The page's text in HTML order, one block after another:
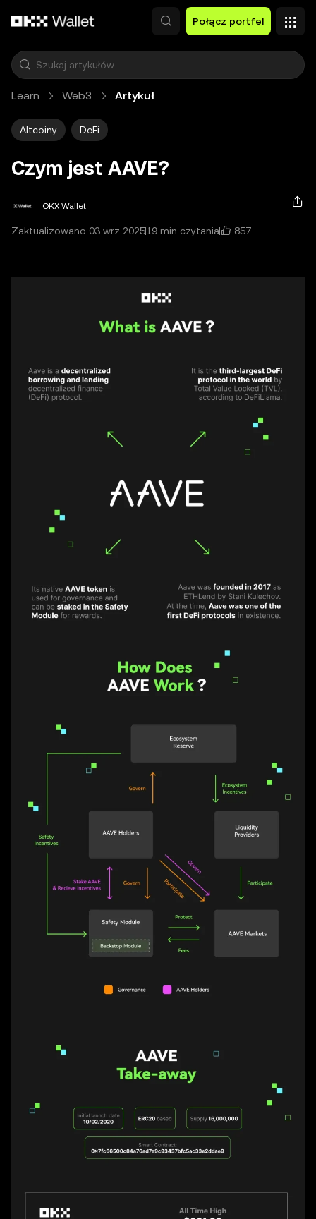
Połącz portfel
Learn Web3 Artykuł
Altcoiny DeFi
Czym jest AAVE?
OKX Wallet
Zaktualizowano 03 wrz 202519 min czytania 857